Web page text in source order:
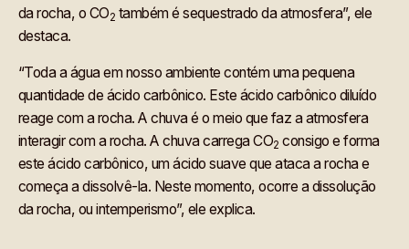
da rocha, o CO2 também é sequestrado da atmosfera”, ele
destaca.
“Toda a água em nosso ambiente contém uma pequena
quantidade de ácido carbônico. Este ácido carbônico diluído
reage com a rocha. A chuva é o meio que faz a atmosfera
interagir com a rocha. A chuva carrega CO2 consigo e forma
este ácido carbônico, um ácido suave que ataca a rocha e
começa a dissolvê-la. Neste momento, ocorre a dissolução
da rocha, ou intemperismo”, ele explica.